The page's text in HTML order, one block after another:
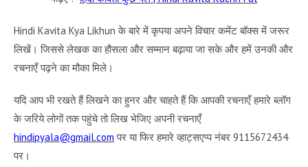
Hindi Kavita Kya Likhun के बारे में कृपया अपने विचार कमेंट बॉक्स में जरूर
लिखें। जिससे लेखक का हौसला और सम्मान बढ़ाया जा सके और हमें उनकी और
रचनाएँ पढ़ने का मौका मिले।
यदि आप भी रखते हैं लिखने का हुनर और चाहते हैं कि आपकी रचनाएँ हमारे ब्लॉग
के जरिये लोगों तक पहुंचे तो लिख भेजिए अपनी रचनाएँ
hindipyala@gmail.com पर या फिर हमारे व्हाट्सएप्प नंबर 9115672434
पर।